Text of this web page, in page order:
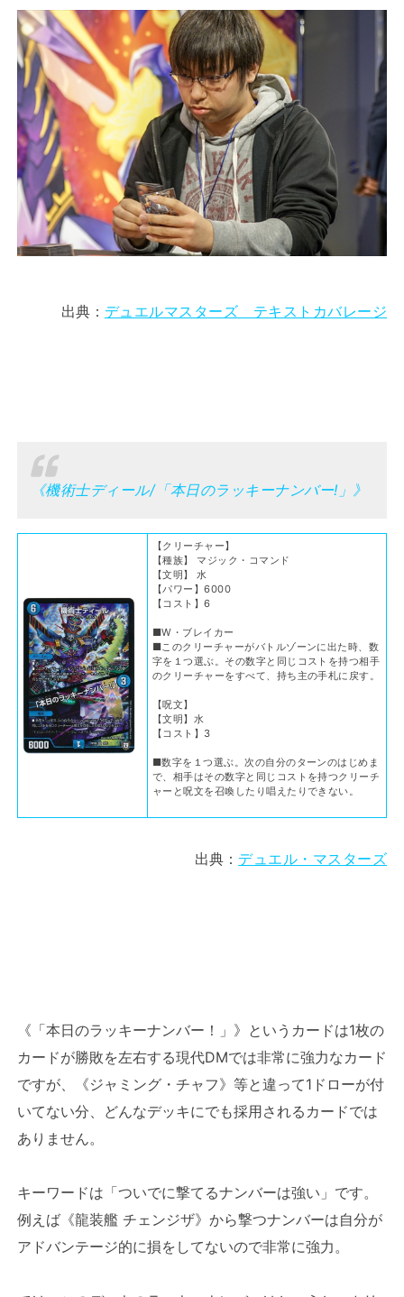
出典： デュエルマスターズ テキストカバレージ
《機術士ディール/「本日のラッキーナンバー!」》
【クリーチャー】
【種族】 マジック・コマンド
【文明】 水
【パワー】6000
【コスト】6
■W・ブレイカー
■このクリーチャーがバトルゾーンに出た時、数
字を１つ選ぶ。その数字と同じコストを持つ相手
のクリーチャーをすべて、持ち主の手札に戻す。
【呪文】
【文明】水
【コスト】3
■数字を１つ選ぶ。次の自分のターンのはじめま
で、相手はその数字と同じコストを持つクリーチ
ャーと呪文を召喚したり唱えたりできない。
出典： デュエル・マスターズ
《「本日のラッキーナンバー！」》というカードは1枚の
カードが勝敗を左右する現代DMでは非常に強力なカード
ですが、《ジャミング・チャフ》等と違って1ドローが付
いてない分、どんなデッキにでも採用されるカードでは
ありません。
キーワードは「ついでに撃てるナンバーは強い」です。
例えば《龍装艦 チェンジザ》から撃つナンバーは自分が
アドバンテージ的に損をしてないので非常に強力。